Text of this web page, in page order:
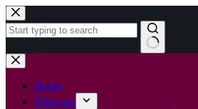
Zum
Inhalt
springen
Keine
Ergebnisse
Home
Über uns